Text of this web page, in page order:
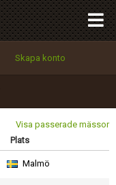
Skapa konto
Visa passerade mässor
Plats
Malmö
Tillbaka till förstasidan